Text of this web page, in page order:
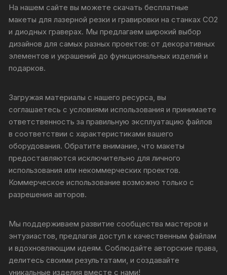
На нашем сайте вы можете скачать бесплатные
макеты для лазерной резки и гравировки на станках CO2
и диодных граверах. Мы предлагаем широкий выбор
дизайнов для самых разных проектов: от декоративных
элементов и украшений до функциональных изделий и
подарков.
Загружая материалы с нашего ресурса, вы
соглашаетесь с условиями использования и принимаете
ответственность за правильную эксплуатацию файлов
в соответствии с характеристиками вашего
оборудования. Обратите внимание, что макеты
предоставляются исключительно для личного
использования или некоммерческих проектов.
Коммерческое использование возможно только с
разрешения авторов.
Мы поддерживаем развитие сообщества мастеров и
энтузиастов, предлагая доступ к качественным файлам
и вдохновляющим идеям. Соблюдайте авторские права,
делитесь своими результатами, и создавайте
уникальные изделия вместе с нами!